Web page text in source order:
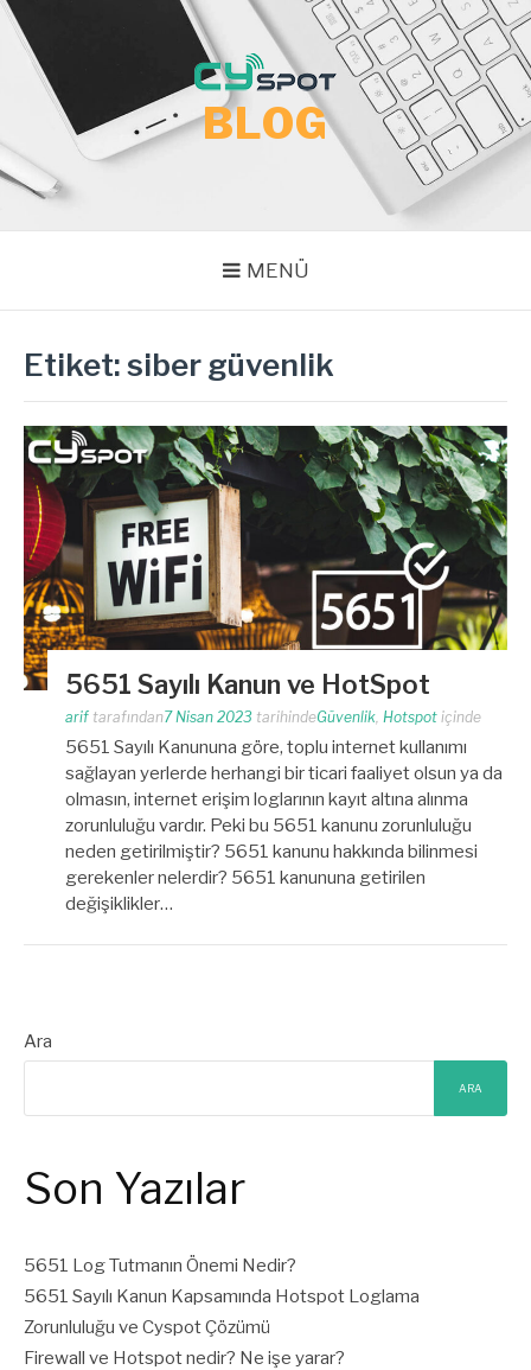
İçeriğe
atla
BLOG
MENÜ
Etiket:siber güvenlik
5651 Sayılı Kanun ve HotSpot
arif tarafından7 Nisan 2023 tarihindeGüvenlik, Hotspot içinde
5651 Sayılı Kanununa göre, toplu internet kullanımı
sağlayan yerlerde herhangi bir ticari faaliyet olsun ya da
olmasın, internet erişim loglarının kayıt altına alınma
zorunluluğu vardır. Peki bu 5651 kanunu zorunluluğu
neden getirilmiştir? 5651 kanunu hakkında bilinmesi
gerekenler nelerdir? 5651 kanununa getirilen
değişiklikler…
Ara
ARA
Son Yazılar
5651 Log Tutmanın Önemi Nedir?
5651 Sayılı Kanun Kapsamında Hotspot Loglama
Zorunluluğu ve Cyspot Çözümü
Firewall ve Hotspot nedir? Ne işe yarar?